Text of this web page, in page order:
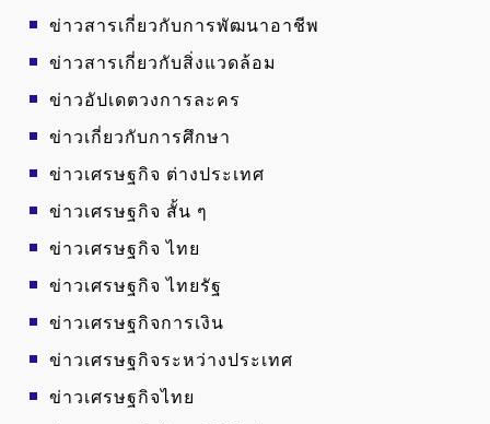
ข่าวสารเกี่ยวกับการพัฒนาอาชีพ
ข่าวสารเกี่ยวกับสิ่งแวดล้อม
ข่าวอัปเดตวงการละคร
ข่าวเกี่ยวกับการศึกษา
ข่าวเศรษฐกิจ ต่างประเทศ
ข่าวเศรษฐกิจ สั้น ๆ
ข่าวเศรษฐกิจ ไทย
ข่าวเศรษฐกิจ ไทยรัฐ
ข่าวเศรษฐกิจการเงิน
ข่าวเศรษฐกิจระหว่างประเทศ
ข่าวเศรษฐกิจไทย